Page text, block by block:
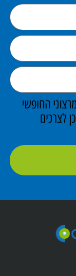
החופשי
לצרכים